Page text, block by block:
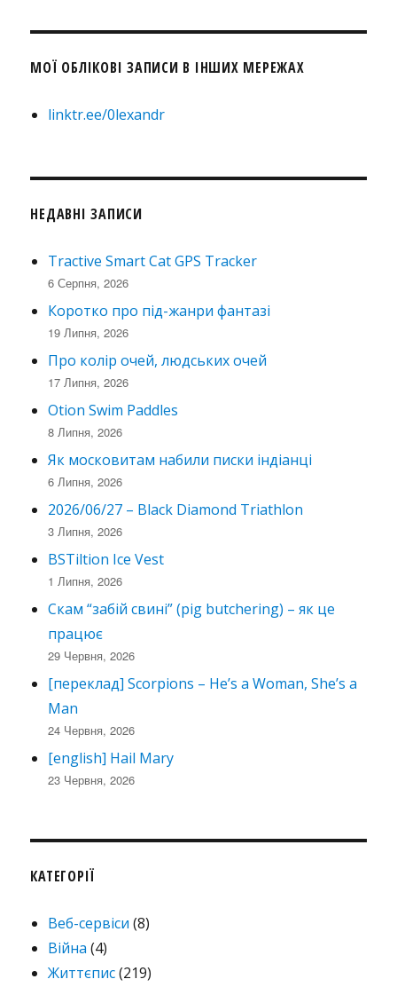
МОЇ ОБЛІКОВІ ЗАПИСИ В ІНШИХ МЕРЕЖАХ
linktr.ee/0lexandr
НЕДАВНІ ЗАПИСИ
Tractive Smart Cat GPS Tracker
6 Серпня, 2026
Коротко про під-жанри фантазі
19 Липня, 2026
Про колір очей, людських очей
17 Липня, 2026
Otion Swim Paddles
8 Липня, 2026
Як московитам набили писки індіанці
6 Липня, 2026
2026/06/27 – Black Diamond Triathlon
3 Липня, 2026
BSTiltion Ice Vest
1 Липня, 2026
Скам “забій свині” (pig butchering) – як це
працює
29 Червня, 2026
[переклад] Scorpions – He’s a Woman, She’s a
Man
24 Червня, 2026
[english] Hail Mary
23 Червня, 2026
КАТЕГОРІЇ
Веб-сервіси (8)
Війна (4)
Життєпис(219)